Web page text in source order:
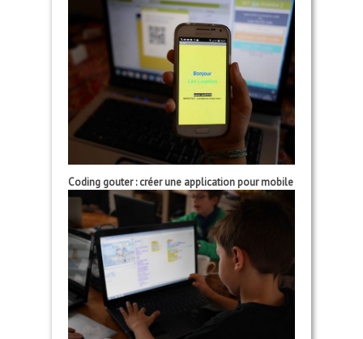
Coding gouter : créer une application pour mobile